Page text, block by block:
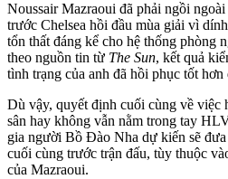
Noussair Mazraoui đã phải ngồi
trước Chelsea hồi đầu mùa giải vì
tổn thất đáng kể cho hệ thống phòng
theo nguồn tin từ The Sun, kết quả
tình trạng của anh đã hồi phục tốt hơn
Dù vậy, quyết định cuối cùng về việc
sân hay không vẫn nằm trong tay
gia người Bồ Đào Nha dự kiến sẽ
cuối cùng trước trận đấu, tùy thuộc
của Mazraoui.